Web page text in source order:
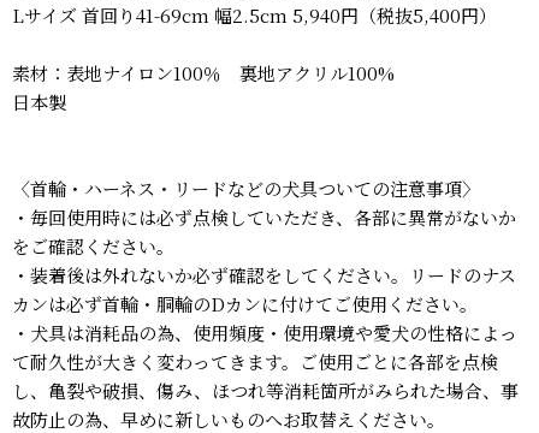
Lサイズ 首回り41-69cm 幅2.5cm 5,940円（税抜5,400円）
素材：表地ナイロン100％ 裏地アクリル100%
日本製
〈首輪・ハーネス・リードなどの犬具ついての注意事項〉
・毎回使用時には必ず点検していただき、各部に異常がないか
をご確認ください。
・装着後は外れないか必ず確認をしてください。リードのナス
カンは必ず首輪・胴輪のDカンに付けてご使用ください。
・犬具は消耗品の為、使用頻度・使用環境や愛犬の性格によっ
て耐久性が大きく変わってきます。ご使用ごとに各部を点検
し、亀裂や破損、傷み、ほつれ等消耗箇所がみられた場合、事
故防止の為、早めに新しいものへお取替えください。